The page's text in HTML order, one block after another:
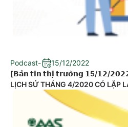
Podcast-
15/12/2022
[𝗕𝗮̉𝗻 𝘁𝗶𝗻 𝘁𝗵𝗶̣ 𝘁𝗿𝘂̛𝗼̛̀𝗻𝗴 𝟭5/𝟭𝟮/
LỊCH SỬ THÁNG 4/2020 CÓ LẶP